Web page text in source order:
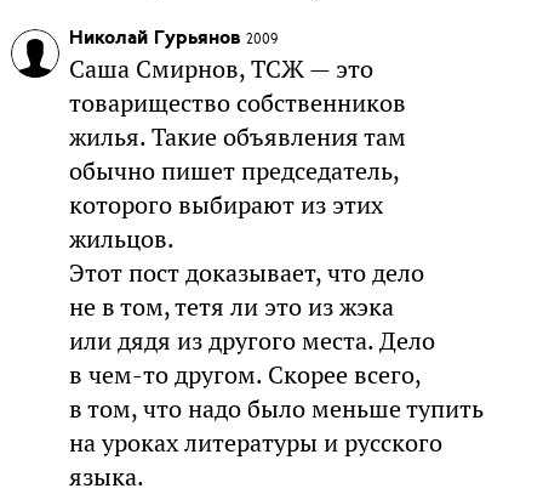
Николай Гурьянов 2009
Саша Смирнов, ТСЖ — это
товарищество собственников
жилья. Такие объявления там
обычно пишет председатель,
которого выбирают из этих
жильцов.
Этот пост доказывает, что дело
не в том, тетя ли это из жэка
или дядя из другого места. Дело
в чем-то другом. Скорее всего,
в том, что надо было меньше тупить
на уроках литературы и русского
языка.